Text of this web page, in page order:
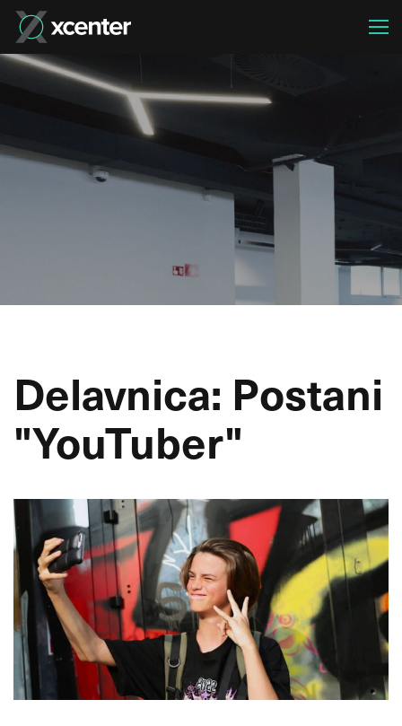
Delavnica: Postani
"YouTuber"